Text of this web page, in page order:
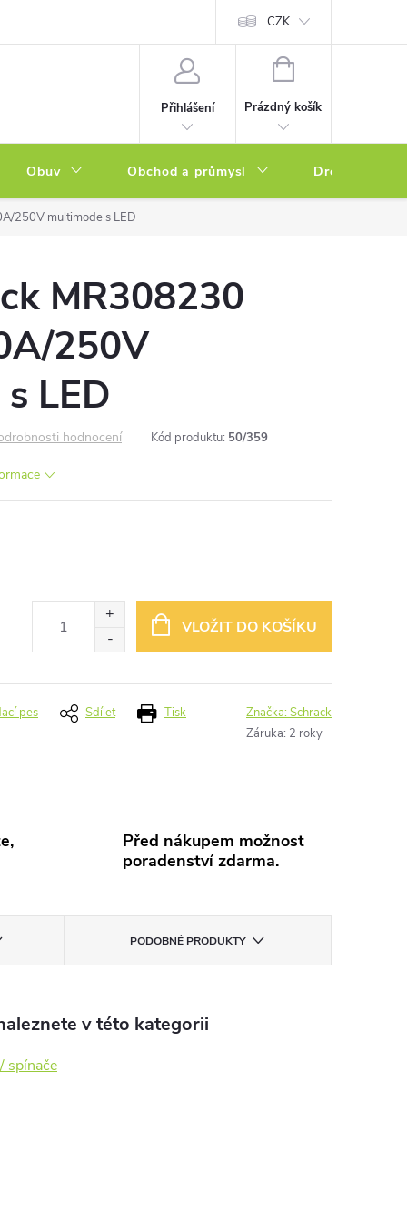
zboží Podmínky ochrany osobních údajů Soubory cookies
CZK
Přihlášení
NÁKUPNÍ
Prázdný košík
Obuv Obchod a průmysl Drogerie
250V multimode s LED
MR308230
250V
LED
hodnocení Kód produktu: 50/359
VLOŽIT DO KOŠÍKU
Tisk
pes Sdílet Značka:Schrack
Záruka: 2 roky
Před nákupem možnost
poradenství zdarma.
PODOBNÉ PRODUKTY
v této kategorii
spínače